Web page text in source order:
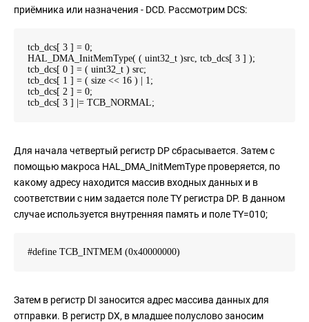
приёмника или назначения - DCD. Рассмотрим DCS:
tcb_dcs[ 3 ] = 0;
HAL_DMA_InitMemType( ( uint32_t )src, tcb_dcs[ 3 ] );
tcb_dcs[ 0 ] = ( uint32_t ) src;
tcb_dcs[ 1 ] = ( size << 16 ) | 1;
tcb_dcs[ 2 ] = 0;
tcb_dcs[ 3 ] |= TCB_NORMAL;
Для начала четвертый регистр DP сбрасывается. Затем с
помощью макроса HAL_DMA_InitMemType проверяется, по
какому адресу находится массив входных данных и в
соответствии с ним задается поле TY регистра DP. В данном
случае используется внутренняя память и поле TY=010;
#define TCB_INTMEM (0x40000000)
Затем в регистр DI заносится адрес массива данных для
отправки. В регистр DX, в младшее полуслово заносим